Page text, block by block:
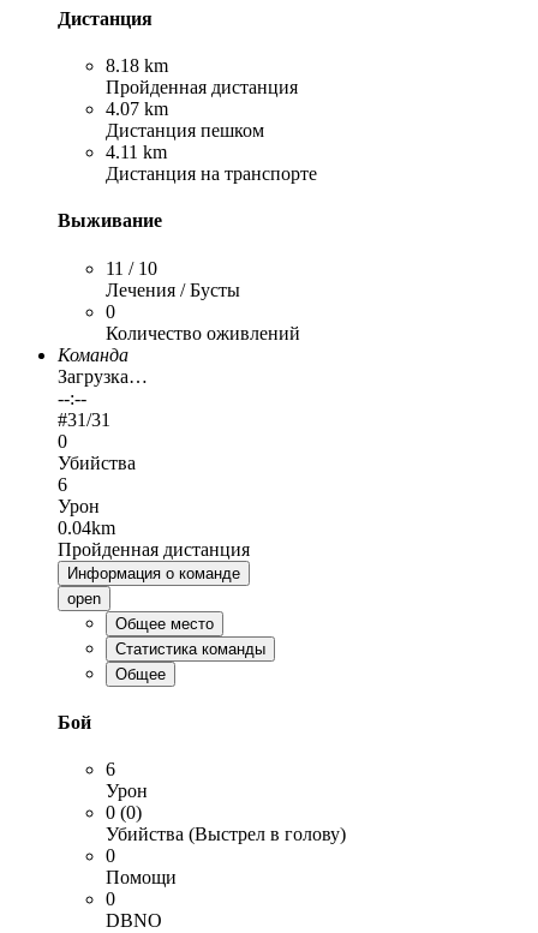
Дистанция
8.18 km
Пройденная дистанция
4.07 km
Дистанция пешком
4.11 km
Дистанция на транспорте
Выживание
11 / 10
Лечения / Бусты
0
Количество оживлений
Команда
Загрузка…
--:--
#31/31
0
Убийства
6
Урон
0.04km
Пройденная дистанция
Информация о команде
open
Общее место
Статистика команды
Общее
Бой
6
Урон
0 (0)
Убийства (Выстрел в голову)
0
Помощи
0
DBNO